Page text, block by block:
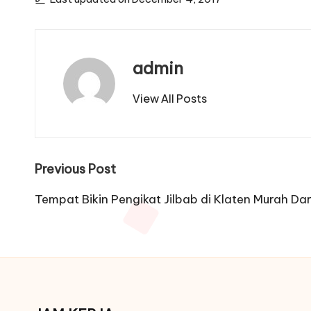
admin
View All Posts
Post
navigation
Previous Post
Tempat Bikin Pengikat Jilbab di Klaten Murah